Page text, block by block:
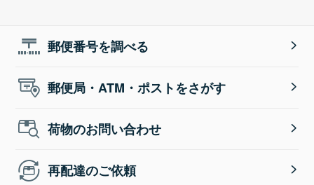
郵便番号を調べる
郵便局・ATM・ポストをさがす
荷物のお問い合わせ
再配達のご依頼